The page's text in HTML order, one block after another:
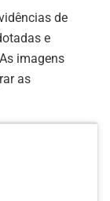
de
e
imagens
as